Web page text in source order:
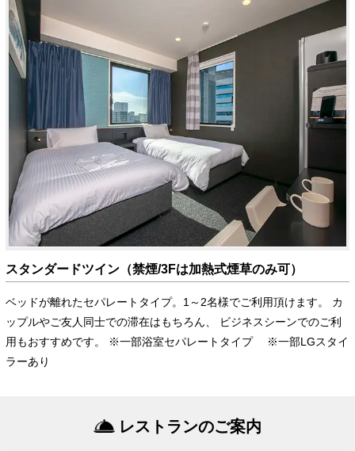
スタンダードツイン（禁煙/3Fは加熱式煙草のみ可）
ベッドが離れたセパレートタイプ。1～2名様でご利用頂けます。 カ
ップルやご友人同士での滞在はもちろん、 ビジネスシーンでのご利
用もおすすめです。 ※一部浴室セパレートタイプ ※一部LGスタイ
ラーあり
レストランのご案内